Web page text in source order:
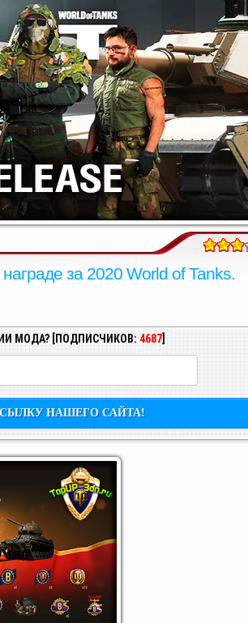
за 2020 World of Tanks.
МОДА? [ПОДПИСЧИКОВ: 4687